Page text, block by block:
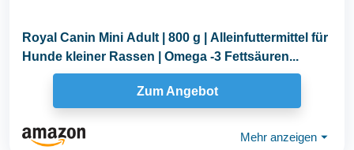
Royal Canin Mini Adult | 800 g | Alleinfuttermittel für
Hunde kleiner Rassen | Omega -3 Fettsäuren...
Zum Angebot
Mehr anzeigen ⏷